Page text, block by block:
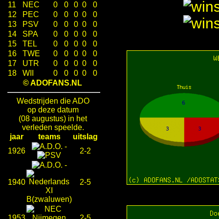
11 NEC 0 0 0 0
0
12
PEC 0 0 0 0
0
13
PSV 0 0 0 0
0
14
SPA 0 0 0 0
0
15
TEL 0 0 0 0
0
16
TWE 0 0 0 0
0
17
UTR 0 0 0 0
0
18
WII 0 0 0 0
0
© ADOFANS.NL
Wedstrijden die ADO
op deze datum
(08 augustus) in het
verleden speelde.
jaar
teams
uitslag
1926
-
2-2
1940
-
2-5